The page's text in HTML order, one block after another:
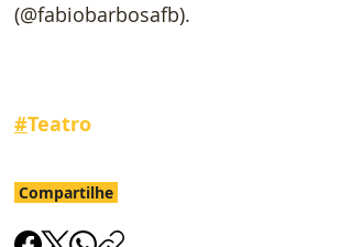
(@fabiobarbosafb).
#Teatro
Compartilhe